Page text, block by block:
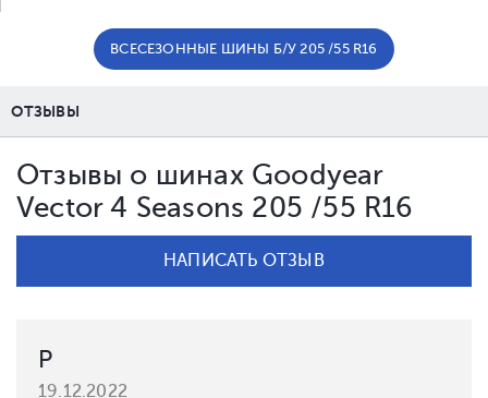
ВСЕСЕЗОННЫЕ ШИНЫ Б/У 205 /55 R16
ОТЗЫВЫ
Отзывы о шинах Goodyear
Vector 4 Seasons 205 /55 R16
НАПИСАТЬ ОТЗЫВ
Р
19.12.2022